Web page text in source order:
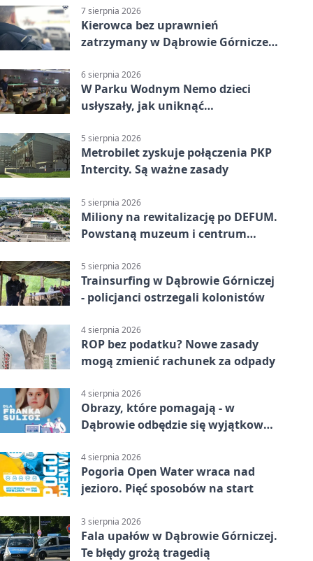
7 sierpnia 2026
Kierowca bez uprawnień
zatrzymany w Dąbrowie Górniczej.
6 sierpnia 2026
W Parku Wodnym Nemo dzieci
usłyszały, jak uniknąć
5 sierpnia 2026
Metrobilet zyskuje połączenia PKP
Intercity. Są ważne zasady
5 sierpnia 2026
Miliony na rewitalizację po DEFUM.
Powstaną muzeum i centrum
5 sierpnia 2026
Trainsurfing w Dąbrowie Górniczej
- policjanci ostrzegali kolonistów
4 sierpnia 2026
ROP bez podatku? Nowe zasady
mogą zmienić rachunek za odpady
4 sierpnia 2026
Obrazy, które pomagają - w
Dąbrowie odbędzie się wyjątkowa
4 sierpnia 2026
Pogoria Open Water wraca nad
jezioro. Pięć sposobów na start
3 sierpnia 2026
Fala upałów w Dąbrowie Górniczej.
Te błędy grożą tragedią